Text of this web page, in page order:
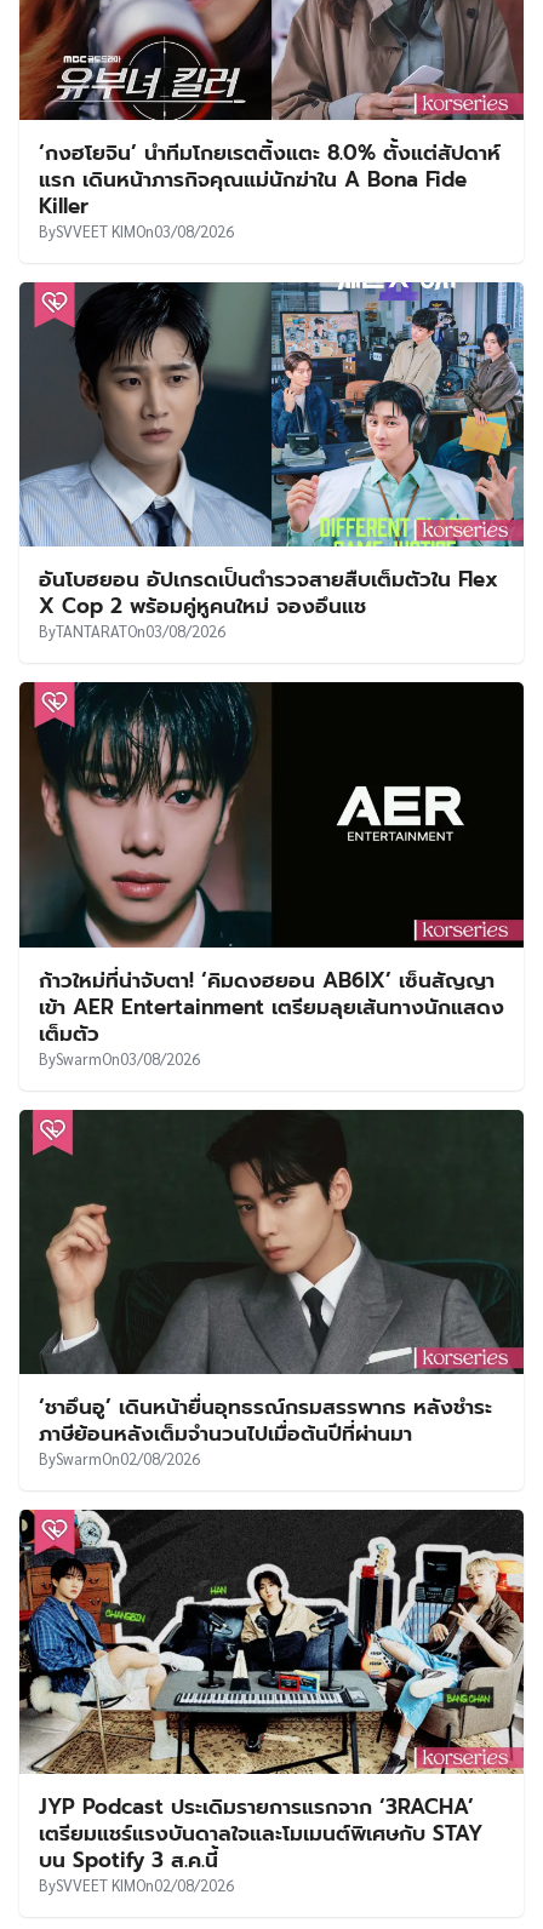
หนึบติดใจใน Our Sticky Love ซีรีส์ออริจินัล
Netflix
TANTARATOn04/08/2026
‘กงฮโยจิน’ นำทีมโกยเรตติ้งแตะ 8.0% ตั้งแต่สัปดาห์
แรก เดินหน้าภารกิจคุณแม่นักฆ่าใน A Bona Fide
Killer
By SVVEET KIMOn03/08/2026
อันโบฮยอน อัปเกรดเป็นตำรวจสายสืบเต็มตัวใน Flex
X Cop 2 พร้อมคู่หูคนใหม่ จองอึนแช
ก้าวใหม่ที่น่าจับตา! ‘คิมดงฮยอน AB6IX’ เซ็นสัญญา
เข้า AER Entertainment เตรียมลุยเส้นทางนักแสดง
เต็มตัว
BySwarmOn03/08/2026